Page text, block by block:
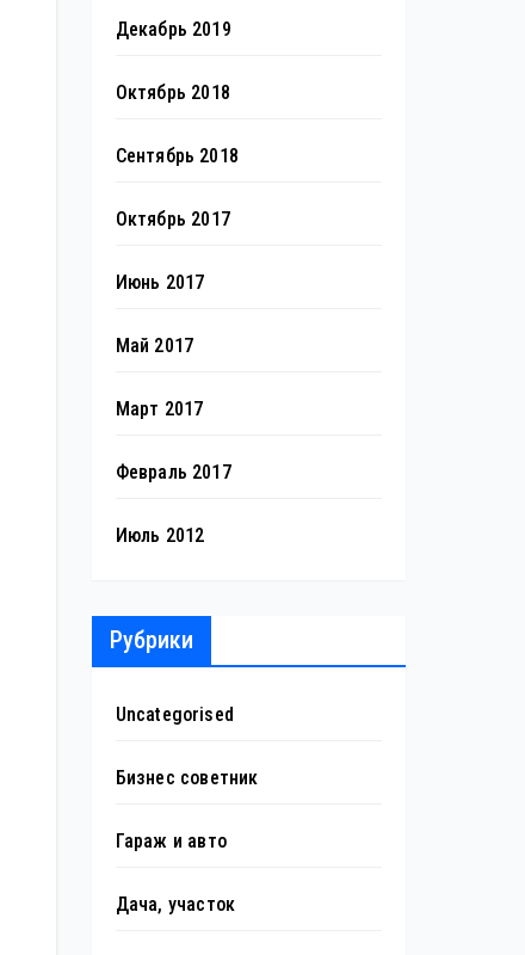
Декабрь 2019
Октябрь 2018
Сентябрь 2018
Октябрь 2017
Июнь 2017
Май 2017
Март 2017
Февраль 2017
Июль 2012
Рубрики
Uncategorised
Бизнес советник
Гараж и авто
Дача, участок